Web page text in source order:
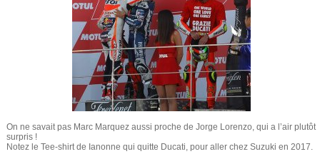
On ne savait pas Marc Marquez aussi proche de Jorge Lorenzo, qui a l’air plutôt
surpris !
Notez le Tee-shirt de Ianonne qui quitte Ducati, pour aller chez Suzuki en 2017.